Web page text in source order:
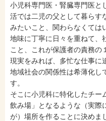
小児科専門医・腎臓専門医と
活では二児の父として暮らす
みたいこと、関わらなくては
地味に丁寧に日々を重ねて、
こと、これが保護者の責務の
現実をみれば、多忙な仕事に
地域社会の関係性は希薄化し
す。
そこに小児科に特化したチー
飲み場」となるような（実際
が）場所を作ることに決めま